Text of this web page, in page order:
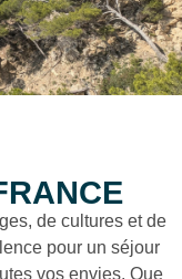
de cultures et de
pour un séjour
vos envies. Que